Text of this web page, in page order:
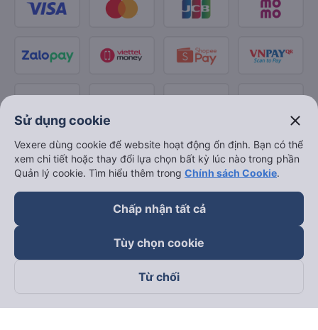
Theo dõi chúng tôi trên
Sử dụng cookie close
Vexere dùng cookie để website hoạt động ổn định. Bạn có thể
xem chi tiết hoặc thay đổi lựa chọn bất kỳ lúc nào trong phần
Quản lý cookie. Tìm hiểu thêm trong Chính sách Cookie.
Chấp nhận tất cả
Tùy chọn cookie
Từ chối